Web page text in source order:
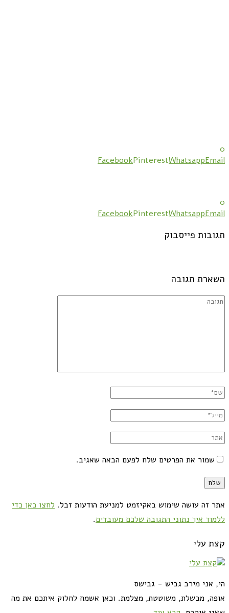
0
FacebookPinterestWhatsappEmail
0
FacebookPinterestWhatsappEmail
תגובות פייסבוק
השארת תגובה
שמור את הפרטים שלח לפעם הבאה שאגיב.
אתר זה עושה שימוש באקיזמט למניעת הודעות זבל. לחצו כאן כדי
ללמוד איך נתוני התגובה שלכם מעובדים.
קצת עלי
הי, אני מירב גביש - גבישס
אופה, מבשלת, משוטטת, מצלמת. וכאן אשמח לחלוק איתכם את מה